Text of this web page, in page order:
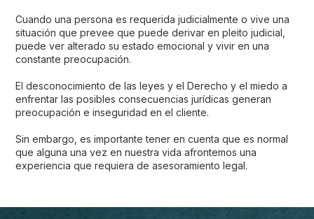
Cuando una persona es requerida judicialmente o vive una
situación que prevee que puede derivar en pleito judicial,
puede ver alterado su estado emocional y vivir en una
constante preocupación.
El desconocimiento de las leyes y el Derecho y el miedo a
enfrentar las posibles consecuencias jurídicas generan
preocupación e inseguridad en el cliente.
Sin embargo, es importante tener en cuenta que es normal
que alguna una vez en nuestra vida afrontemos una
experiencia que requiera de asesoramiento legal.